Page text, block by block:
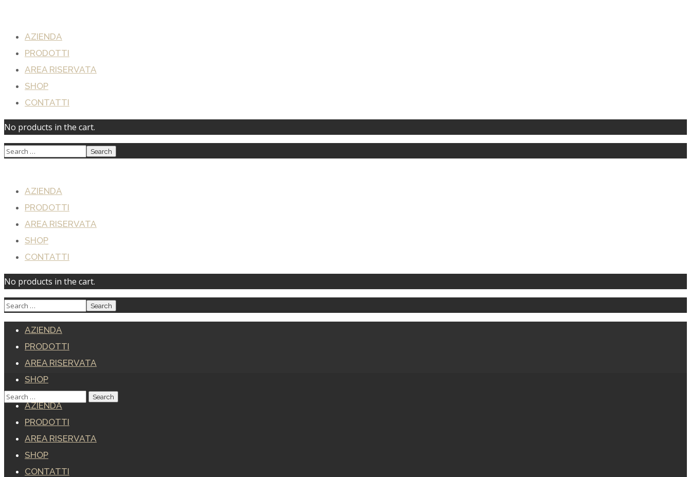
AZIENDA
PRODOTTI
AREA RISERVATA
SHOP
CONTATTI
No products in the cart.
AZIENDA
PRODOTTI
AREA RISERVATA
SHOP
CONTATTI
No products in the cart.
AZIENDA
PRODOTTI
AREA RISERVATA
SHOP
CONTATTI
AZIENDA
PRODOTTI
AREA RISERVATA
SHOP
CONTATTI